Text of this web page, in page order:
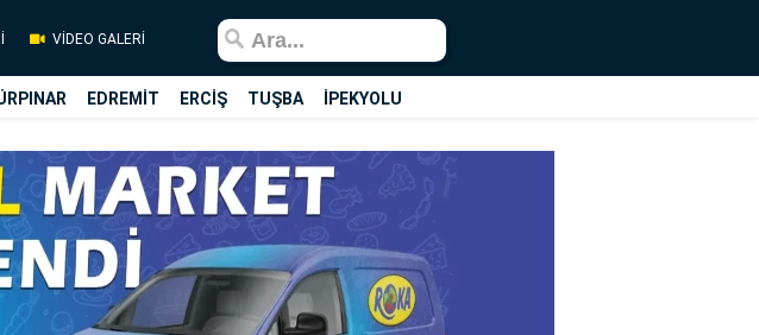
VİDEO GALERİ
EDREMİT ERCİŞ TUŞBA İPEKYOLU